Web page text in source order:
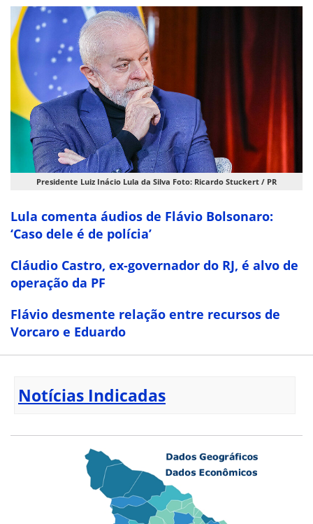
Presidente Luiz Inácio Lula da Silva Foto: Ricardo Stuckert / PR
Lula comenta áudios de Flávio Bolsonaro:
‘Caso dele é de polícia’
Cláudio Castro, ex-governador do RJ, é alvo de
operação da PF
Flávio desmente relação entre recursos de
Vorcaro e Eduardo
Notícias Indicadas